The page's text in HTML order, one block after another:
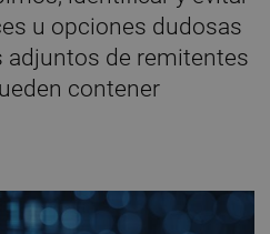
u opciones dudosas
adjuntos de remitentes
contener